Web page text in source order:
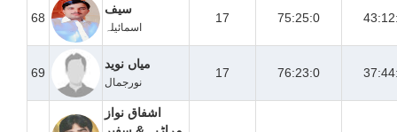
68
سیف
اسمائیلہ
17 75:25:0
69
میاں نوید
نورجمال
17 76:23:0
اشفاق نواز